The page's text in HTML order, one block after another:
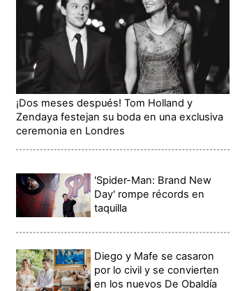
¡Dos meses después! Tom Holland y
Zendaya festejan su boda en una exclusiva
ceremonia en Londres
'Spider-Man: Brand New
Day' rompe récords en
taquilla
Diego y Mafe se casaron
por lo civil y se convierten
en los nuevos De Obaldía